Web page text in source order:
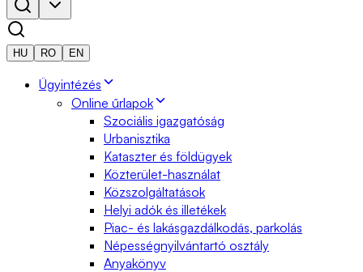
HU RO EN
Ügyintézés
Online űrlapok
Szociális igazgatóság
Urbanisztika
Kataszter és földügyek
Közterület-használat
Közszolgáltatások
Helyi adók és illetékek
Piac- és lakásgazdálkodás, parkolás
Népességnyilvántartó osztály
Anyakönyv